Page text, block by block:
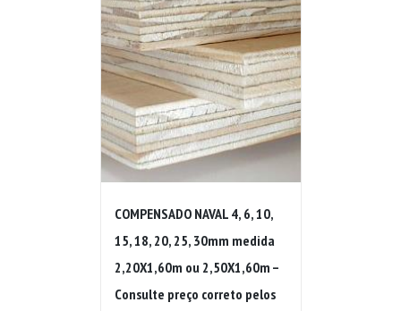
COMPENSADO NAVAL 4, 6, 10,
15, 18, 20, 25, 30mm medida
2,20X1,60m ou 2,50X1,60m –
Consulte preço correto pelos